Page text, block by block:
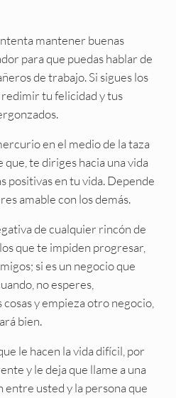
mantener buenas
para que puedas hablar de
de trabajo. Si sigues los
redimir tu felicidad y tus
en el medio de la taza
que, te diriges hacia una vida
positivas en tu vida. Depende
amable con los demás.
de cualquier rincón de
que te impiden progresar,
si es un negocio que
no esperes,
y empieza otro negocio,
bien.
le hacen la vida difícil, por
y le deja que llame a una
usted y la persona que